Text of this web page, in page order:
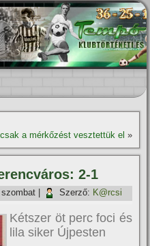
a mérkőzést vesztettük el »
2-1
Szerző: K@rcsi
Kétszer öt perc foci és
lila siker Újpesten